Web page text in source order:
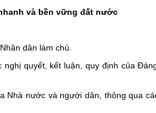
và bền vững đất nước
dân làm chủ.
quyết, kết luận, quy định của
Nhà nước và người dân, thông qua